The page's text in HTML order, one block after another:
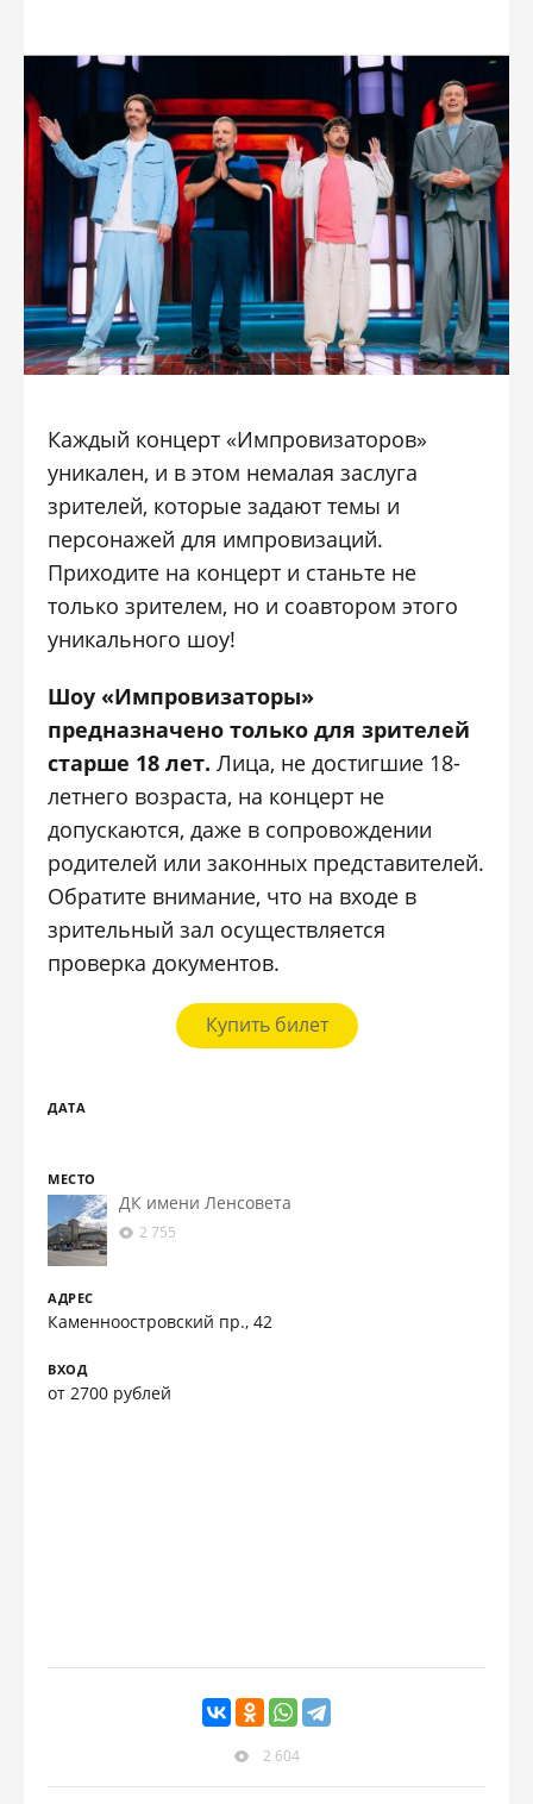
Каждый концерт «Импровизаторов»
уникален, и в этом немалая заслуга
зрителей, которые задают темы и
персонажей для импровизаций.
Приходите на концерт и станьте не
только зрителем, но и соавтором этого
уникального шоу!
Шоу «Импровизаторы»
предназначено только для зрителей
старше 18 лет. Лица, не достигшие 18-
летнего возраста, на концерт не
допускаются, даже в сопровождении
родителей или законных представителей.
Обратите внимание, что на входе в
зрительный зал осуществляется
проверка документов.
Купить билет
ДАТА
МЕСТО
ДК имени Ленсовета
2 755
АДРЕС
Каменноостровский пр., 42
ВХОД
от 2700 рублей
2 604